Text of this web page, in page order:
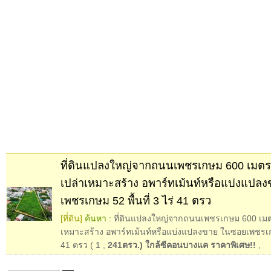
ที่ดินแปลงใหญ่จากถนนเพชรเกษม 600 เมต
เปล่าเหมาะสร้าง อพาร์ทเม้นท์หรือแบ่งแปล
เพชรเกษม 52 พื้นที่ 3 ไร่ 41 ตรว
[ที่ดิน] ค้นหา : ที่ดินแปลงใหญ่จากถนนเพชรเกษม 600 เม
เหมาะสร้าง อพาร์ทเม้นท์หรือแบ่งแปลงขาย ในซอยเพชร
41 ตรว ( 1
241ตรว.) ใกล้ซีคอนบางแค ราคาพิเศษ!!